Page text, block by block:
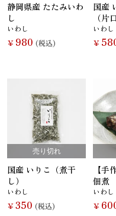
鯛（たい） たらこ
いか（する
いか（塩
静岡県産 たたみいわ
し
いわし
￥ 980 (税込)
国産
（片
いわし
￥
売り切れ
国産 いりこ（煮干
し）
いわし
￥350 (税込)
【手
佃煮
いわし
￥